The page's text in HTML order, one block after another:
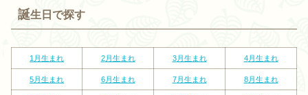
誕生日で探す
1月生まれ 2月生まれ 3月生まれ 4月生まれ
5月生まれ 6月生まれ 7月生まれ 8月生まれ